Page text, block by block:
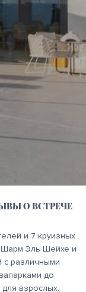
О ВСТРЕЧЕ
и 7 круизных
Шарм Эль Шейхе и
с различными
до
взрослых.